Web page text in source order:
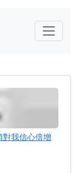
我信心倍增